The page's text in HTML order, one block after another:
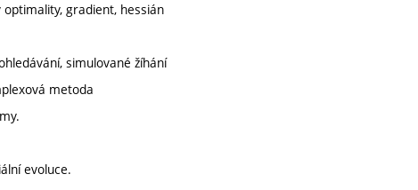
gradient, hessián
simulované žíhání
metoda
evoluce.